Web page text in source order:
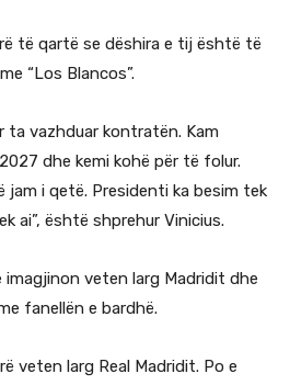
të qartë se dëshira e tij është të
“Los Blancos”.
ta vazhduar kontratën. Kam
dhe kemi kohë për të folur.
jam i qetë. Presidenti ka besim tek
ai”, është shprehur Vinicius.
imagjinon veten larg Madridit dhe
fanellën e bardhë.
veten larg Real Madridit. Po e